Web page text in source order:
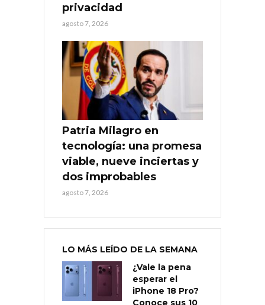
privacidad
agosto 7, 2026
Patria Milagro en
tecnología: una promesa
viable, nueve inciertas y
dos improbables
agosto 7, 2026
LO MÁS LEÍDO DE LA SEMANA
¿Vale la pena
esperar el
iPhone 18 Pro?
Conoce sus 10